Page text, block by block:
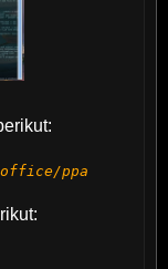
ppa